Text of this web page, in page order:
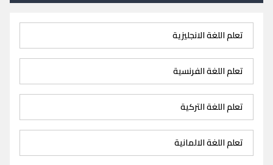
تعلم اللغة الانجليزية
تعلم اللغة الفرنسية
تعلم اللغة التركية
تعلم اللغة الالمانية